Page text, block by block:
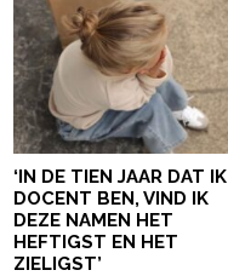
‘IN DE TIEN JAAR DAT IK
DOCENT BEN, VIND IK
DEZE NAMEN HET
HEFTIGST EN HET
ZIELIGST’